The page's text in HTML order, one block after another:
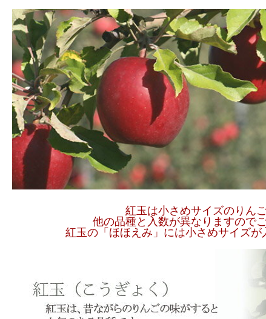
紅玉は小さめサイズのりん
他の品種と入数が異なりますので
紅玉の「ほほえみ」には小さめサイズ